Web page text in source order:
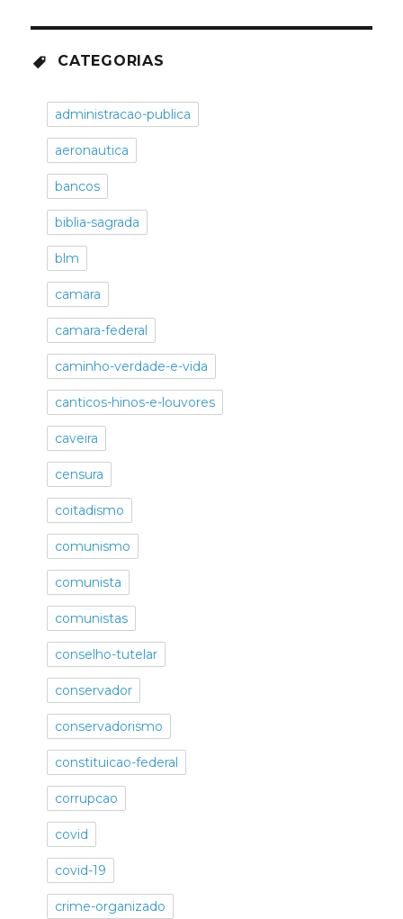
CATEGORIAS
administracao-publica
aeronautica
bancos
biblia-sagrada
blm
camara
camara-federal
caminho-verdade-e-vida
canticos-hinos-e-louvores
caveira
censura
coitadismo
comunismo
comunista
comunistas
conselho-tutelar
conservador
conservadorismo
constituicao-federal
corrupcao
covid
covid-19
crime-organizado